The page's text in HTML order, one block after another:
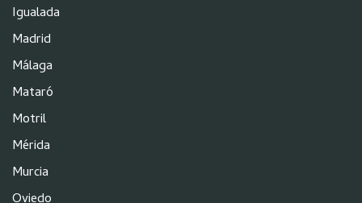
Igualada
Madrid
Málaga
Mataró
Motril
Mérida
Murcia